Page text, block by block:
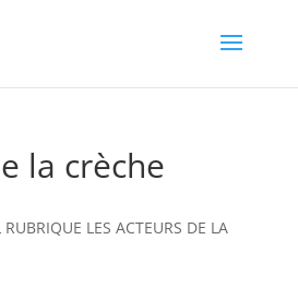
la crèche
LES ACTEURS DE LA